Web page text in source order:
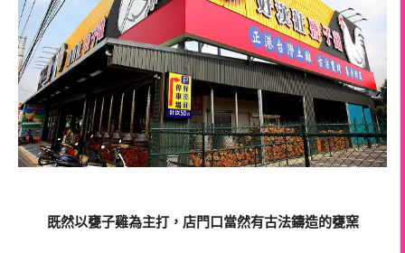
既然以甕子雞為主打，店門口當然有古法鑄造的甕窯